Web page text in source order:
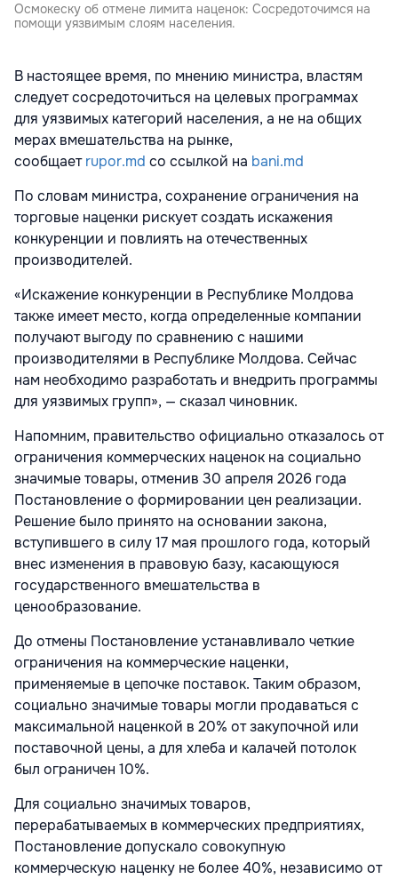
Осмокеску об отмене лимита наценок: Сосредоточимся на
помощи уязвимым слоям населения.
В настоящее время, по мнению министра, властям
следует сосредоточиться на целевых программах
для уязвимых категорий населения, а не на общих
мерах вмешательства на рынке,
сообщаетrupor.md со ссылкой на bani.md
По словам министра, сохранение ограничения на
торговые наценки рискует создать искажения
конкуренции и повлиять на отечественных
производителей.
«Искажение конкуренции в Республике Молдова
также имеет место, когда определенные компании
получают выгоду по сравнению с нашими
производителями в Республике Молдова. Сейчас
нам необходимо разработать и внедрить программы
для уязвимых групп», — сказал чиновник.
Напомним, правительство официально отказалось от
ограничения коммерческих наценок на социально
значимые товары, отменив 30 апреля 2026 года
Постановление о формировании цен реализации.
Решение было принято на основании закона,
вступившего в силу 17 мая прошлого года, который
внес изменения в правовую базу, касающуюся
государственного вмешательства в
ценообразование.
До отмены Постановление устанавливало четкие
ограничения на коммерческие наценки,
применяемые в цепочке поставок. Таким образом,
социально значимые товары могли продаваться с
максимальной наценкой в 20% от закупочной или
поставочной цены, а для хлеба и калачей потолок
был ограничен 10%.
Для социально значимых товаров,
перерабатываемых в коммерческих предприятиях,
Постановление допускало совокупную
коммерческую наценку не более 40%, независимо от